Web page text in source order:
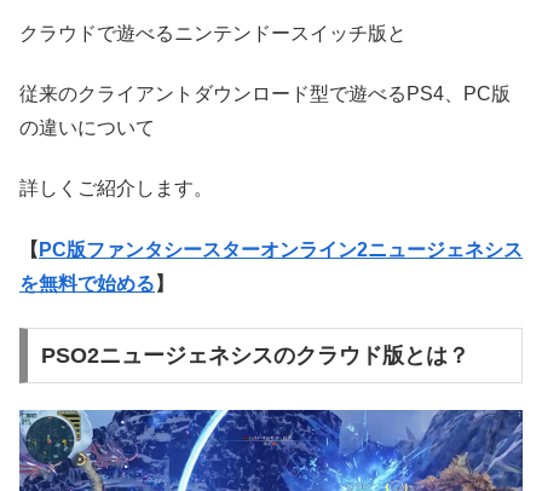
クラウドで遊べるニンテンドースイッチ版と
従来のクライアントダウンロード型で遊べるPS4、PC版
の違いについて
詳しくご紹介します。
【 PC版ファンタシースターオンライン2ニュージェネシス
を無料で始める 】
PSO2ニュージェネシスのクラウド版とは？